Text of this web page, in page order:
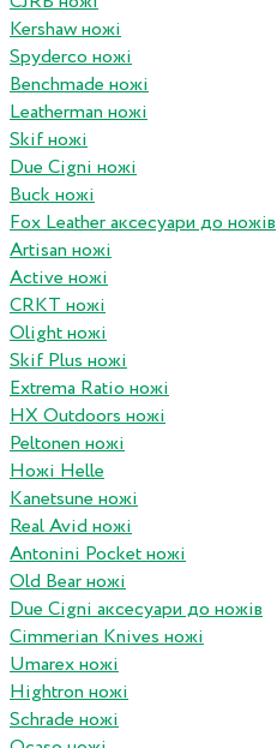
Kershaw ножі
Spyderco ножі
Benchmade ножі
Leatherman ножі
Skif ножі
Due Cigni ножі
Buck ножі
Fox Leather аксесуари до ножів
Artisan ножі
Active ножі
CRKT ножі
Olight ножі
Skif Plus ножі
Extrema Ratio ножі
HX Outdoors ножі
Peltonen ножі
Ножі Helle
Kanetsune ножі
Real Avid ножі
Antonini Pocket ножі
Old Bear ножі
Due Cigni аксесуари до ножів
Cimmerian Knives ножі
Umarex ножі
Hightron ножі
Schrade ножі